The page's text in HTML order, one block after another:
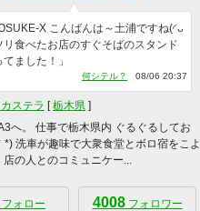
X こんばんは～土浦ですね(◜ᴗ
リ食べたお店のすぐそばのスタンド
ました！」
何シテル？ 08/06 20:37
ステラ [栃木県 ]
へ。 仕事で栃木県内 ぐるぐるしてお
*) 洗車が趣味で大衆食堂とボロ宿をこよ
店の人とのコミュニケー...
フォロー 4008フォロワー